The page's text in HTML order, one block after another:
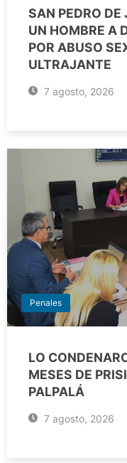
SAN PEDRO
UN HOMBRE A
POR ABUSO
ULTRAJANTE
7 agosto, 2026
Penales
LO
MESES DE
PALPALÁ
7 agosto, 2026